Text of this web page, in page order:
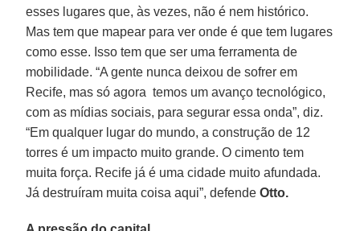
esses lugares que, às vezes, não é nem histórico.
Mas tem que mapear para ver onde é que tem lugares
como esse. Isso tem que ser uma ferramenta de
mobilidade. “A gente nunca deixou de sofrer em
Recife, mas só agora temos um avanço tecnológico,
com as mídias sociais, para segurar essa onda”, diz.
“Em qualquer lugar do mundo, a construção de 12
torres é um impacto muito grande. O cimento tem
muita força. Recife já é uma cidade muito afundada.
Já destruíram muita coisa aqui”, defendeOtto.